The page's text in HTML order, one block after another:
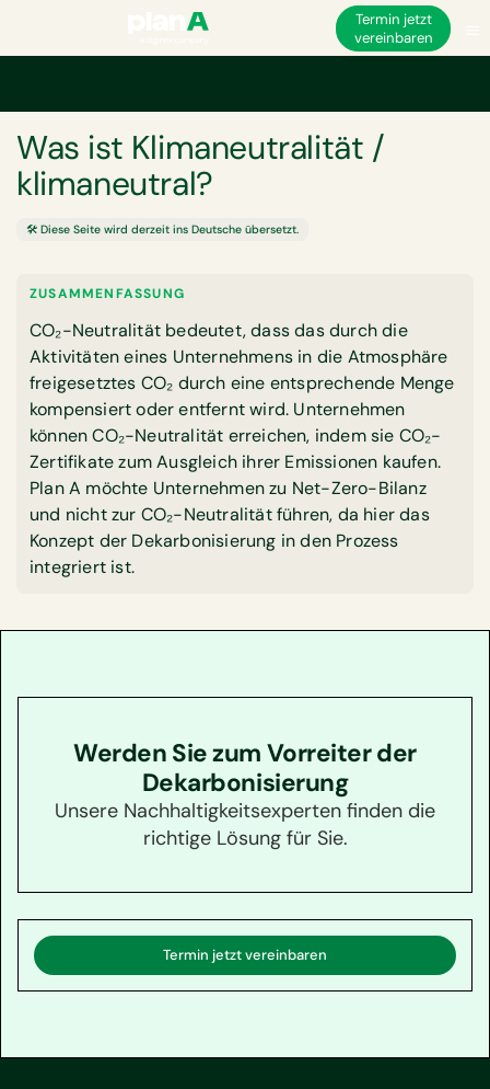
Termin jetzt
vereinbaren
Was ist Klimaneutralität /
klimaneutral?
🛠️ Diese Seite wird derzeit ins Deutsche übersetzt.
ZUSAMMENFASSUNG
CO₂-Neutralität bedeutet, dass das durch die
Aktivitäten eines Unternehmens in die Atmosphäre
freigesetztes CO₂ durch eine entsprechende Menge
kompensiert oder entfernt wird. Unternehmen
könnenCO₂-Neutralität erreichen, indem sie CO₂-
Zertifikate zum Ausgleich ihrer Emissionen kaufen.
Plan A möchte Unternehmen zu Net-Zero-Bilanz
und nicht zur CO₂-Neutralität führen, da hier das
Konzept der Dekarbonisierung in den Prozess
integriert ist.
Werden Sie zum Vorreiter der
Dekarbonisierung
Unsere Nachhaltigkeitsexperten finden die
richtige Lösung für Sie.
Termin jetzt vereinbaren